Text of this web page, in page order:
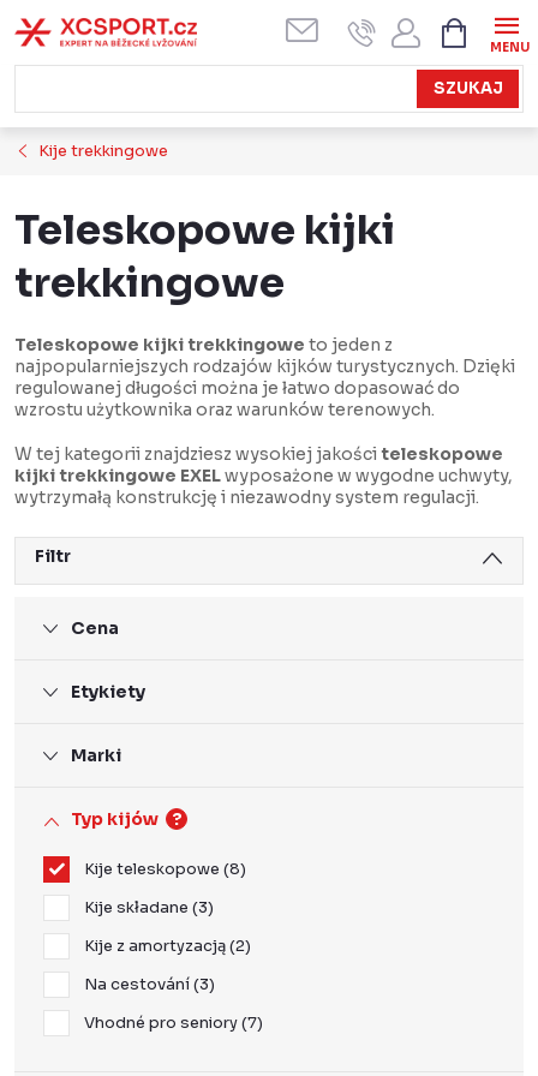
do
treści
SZUKAJ
Kije trekkingowe
Teleskopowe kijki
trekkingowe
Teleskopowe kijki trekkingowe to jeden z
najpopularniejszych rodzajów kijków turystycznych. Dzięki
regulowanej długości można je łatwo dopasować do
wzrostu użytkownika oraz warunków terenowych.
W tej kategorii znajdziesz wysokiej jakościteleskopowe
kijki trekkingowe EXELwyposażone w wygodne uchwyty,
wytrzymałą konstrukcję i niezawodny system regulacji.
Filtr
Cena
Etykiety
Marki
Typ kijów ?
Kije teleskopowe 8
Kije składane 3
Kije z amortyzacją 2
Na cestování 3
Vhodné pro seniory 7